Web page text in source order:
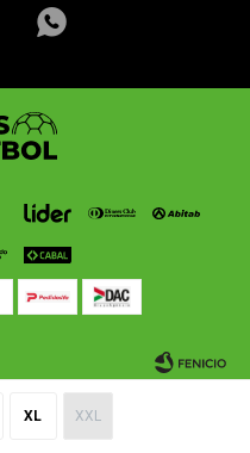
XL XXL
